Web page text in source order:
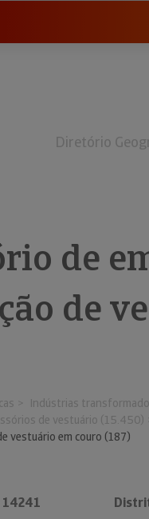
Diretório
de
de
Indústrias
de vestuário (15.450)
vestuário em couro (187)
14241